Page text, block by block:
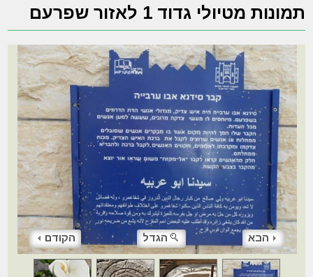
תמונות מטיולי גדוד 1 לאזור שפרעם
הקודם הגדל הבא